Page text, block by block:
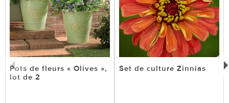
Pots de fleurs « Olives »,
lot de 2
Set de culture Zinnias